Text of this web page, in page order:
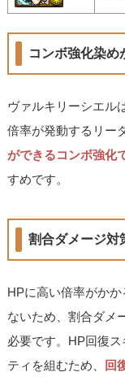
コンボ強化染め
ヴァルキリーシエル
倍率が発動するリー
ができるコンボ強化
すめです。
割合ダメージ対
HPに高い倍率がか
ないため、割合ダメ
必要です。HP回復
ティを組むため、
回